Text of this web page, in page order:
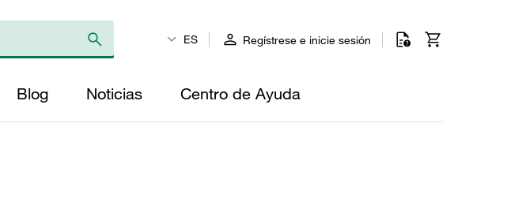
ES Regístrese e inicie sesión
Blog Noticias Centro de Ayuda